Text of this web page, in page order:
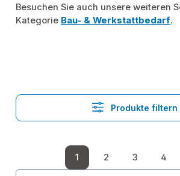
Besuchen Sie auch unsere weiteren
Kategorie Bau- & Werkstattbedarf.
Produkte filtern
Seite
1
Seite
2
Seite
3
Seite
4